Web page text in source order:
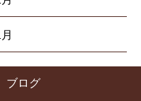
ブログ